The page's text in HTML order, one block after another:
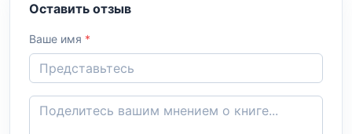
Оставить отзыв
Ваше имя *